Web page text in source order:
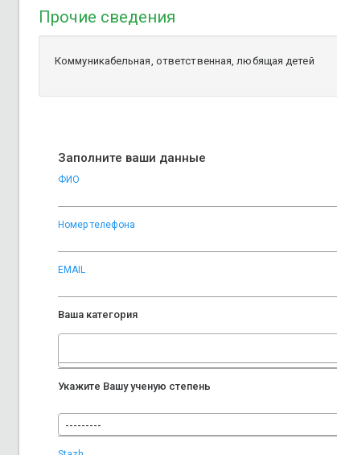
Прочие сведения
Коммуникабельная, ответственная, любящая детей
Заполните ваши данные
ФИО
Номер телефона
EMAIL
Ваша категория
Укажите Вашу ученую степень
---------